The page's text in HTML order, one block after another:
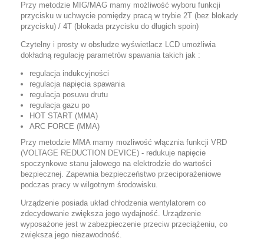
Przy metodzie MIG/MAG mamy możliwość wyboru funkcji
przycisku w uchwycie pomiędzy pracą w trybie 2T (bez blokady
przycisku) / 4T (blokada przycisku do długich spoin)
Czytelny i prosty w obsłudze wyświetlacz LCD umożliwia
dokładną regulację parametrów spawania takich jak :
regulacja indukcyjności
regulacja napięcia spawania
regulacja posuwu drutu
regulacja gazu po
HOT START (MMA)
ARC FORCE (MMA)
Przy metodzie MMA mamy mozliwość włącznia funkcji VRD
(VOLTAGE REDUCTION DEVICE) - redukuje napięcie
spoczynkowe stanu jałowego na elektrodzie do wartości
bezpiecznej. Zapewnia bezpieczeństwo przeciporażeniowe
podczas pracy w wilgotnym środowisku.
Urządzenie posiada układ chłodzenia wentylatorem co
zdecydowanie zwiększa jego wydajność. Urządzenie
wyposażone jest w zabezpieczenie przeciw przeciążeniu, co
zwiększa jego niezawodność.